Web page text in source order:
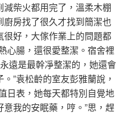
柴火都用完了，溫柔木棚
房找了很久才找到簡潔也
好，大傢作業上的問題都
心腸，還很愛整潔。宿舍裡
遠是最幹凈整潔的，她還會
”袁松齡的室友彭雅蘭說，
日表，她每天都特別自覺地
我的安眠藥，哼。”思，趕